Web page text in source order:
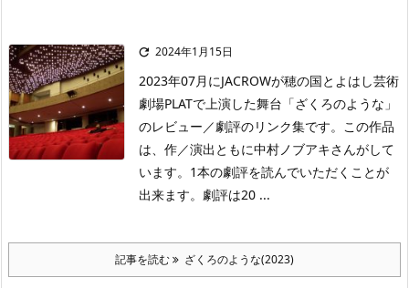
 2024年1月15日
2023年07月にJACROWが穂の国とよはし芸術
劇場PLATで上演した舞台「ざくろのような」
のレビュー／劇評のリンク集です。この作品
は、作／演出ともに中村ノブアキさんがして
います。1本の劇評を読んでいただくことが
出来ます。劇評は20 ...
記事を読む ざくろのような(2023)